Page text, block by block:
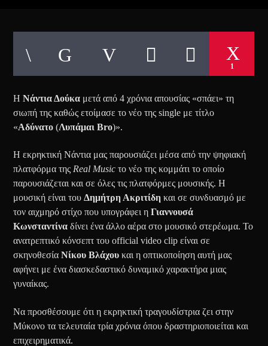
1
ΗΝάντια Δούκα μετά από 4 χρόνια απουσίας «σπάει» τη
σιωπή της καθώς ετοίμασε το νέο της single με τίτλο
«Αδύνατο (Λυπάμαι Bro)».
Η εκρηκτική Νάντια μας παρουσιάζει μέσα από την ψηφιακή
πλατφόρμα της Real Music το νέο της κομμάτι το οποίο
παρουσιάζεται και σε όλες τις πλατφόρμες μουσικής. Η
μουσική είναι τουΔημήτρη Ακριτίδη και σε συνδυασμό με
τον αιχμηρό στίχο που υπογράφει ηΓιαννουσά
Κωνσταντίνα δίνει ένα άλλο αέρα στο μουσικό στερέωμα. Το
ανατρεπτικό κόνσεπτ του official video clip είναι σε
σκηνοθεσίαΝίκου Βλάχου και η οπτικοποίηση αυτή μας
αφήνει με ένα διασκεδαστικό δυναμικό χαρακτήρα μιας
γυναίκας.
Να προσθέσουμε ότι η εκρηκτική τραγουδίστρια ζει στην
Μύκονο τα τελευταία τρία χρόνια όπου δραστηριοποιείται και
επιχειρηματικά.